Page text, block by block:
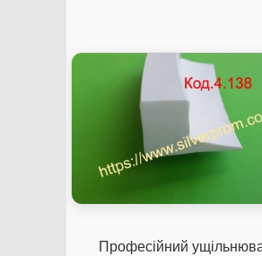
Професійний